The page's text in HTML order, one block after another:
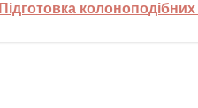
Підготовка